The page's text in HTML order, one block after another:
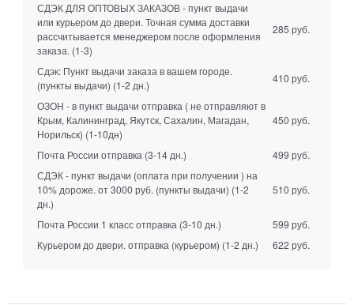
СДЭК ДЛЯ ОПТОВЫХ ЗАКАЗОВ - пункт выдачи
или курьером до двери. Точная сумма доставки
рассчитывается менеджером после оформления
заказа. (1-3)
285 руб.
Сдэк: Пункт выдачи заказа в вашем городе.
(пункты выдачи) (1-2 дн.)
410 руб.
ОЗОН - в пункт выдачи отправка ( не отправляют в
Крым, Калининград, Якутск, Сахалин, Магадан,
Норильск) (1-10дн)
450 руб.
Почта России отправка (3-14 дн.)
499 руб.
СДЭК - пункт выдачи (оплата при получении ) на
10% дороже. от 3000 руб. (пункты выдачи) (1-2
дн.)
510 руб.
Почта России 1 класс отправка (3-10 дн.)
599 руб.
Курьером до двери. отправка (курьером) (1-2 дн.) 622 руб.